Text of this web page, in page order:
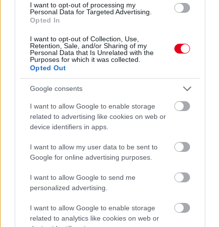
I want to opt-out of processing my
Personal Data for Targeted Advertising.
Opted In
I want to opt-out of Collection, Use,
Retention, Sale, and/or Sharing of my
Personal Data that Is Unrelated with the
Purposes for which it was collected.
Opted Out
Google consents
I want to allow Google to enable storage
related to advertising like cookies on web or
device identifiers in apps.
I want to allow my user data to be sent to
Google for online advertising purposes.
I want to allow Google to send me
personalized advertising.
I want to allow Google to enable storage
related to analytics like cookies on web or
Balogh Tamás
11 napja
Norrisszal, Piastrival és Fornarolival teljesített
Miközben néhány csapat a Hungaroringen maradt Pirelli-
tesztre, illetve az Aston Martin esetében a friss Honda-motor